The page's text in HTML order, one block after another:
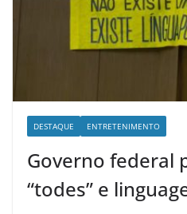
DESTAQUE ENTRETENIMENTO
Governo federal
“todes” e